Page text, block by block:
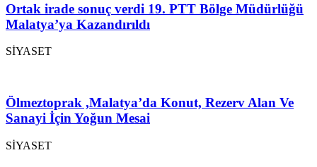
Ortak irade sonuç verdi 19. PTT Bölge Müdürlüğü
Malatya’ya Kazandırıldı
SİYASET
Ölmeztoprak ,Malatya’da Konut, Rezerv Alan Ve
Sanayi İçin Yoğun Mesai
SİYASET